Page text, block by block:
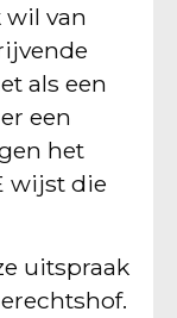
wil van
als een
een
het
wijst die
uitspraak